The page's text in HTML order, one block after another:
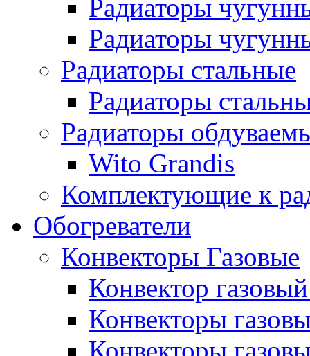
Радиаторы
Радиаторы
Радиаторы стальные
Радиаторы
Радиаторы
Wito Grandis
Комплектующие к
Обогреватели
Конвекторы Газовые
Конвектор
Конвекторы
Конвекторы